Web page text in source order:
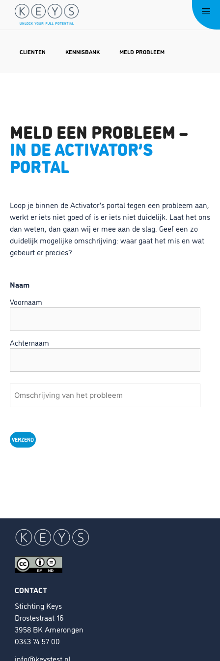
CLIENTEN KENNISBANK MELD PROBLEEM
MELD EEN PROBLEEM –
IN DE ACTIVATOR’S
PORTAL
Loop je binnen de Activator’s portal tegen een probleem aan,
werkt er iets niet goed of is er iets niet duidelijk. Laat het ons
dan weten, dan gaan wij er mee aan de slag. Geef een zo
duidelijk mogelijke omschrijving: waar gaat het mis en wat
gebeurt er precies?
Naam
Voornaam
Achternaam
van
CONTACT
Stichting Keys
Drostestraat 16
3958 BK Amerongen
0343 74 57 00
info@keystest.nl